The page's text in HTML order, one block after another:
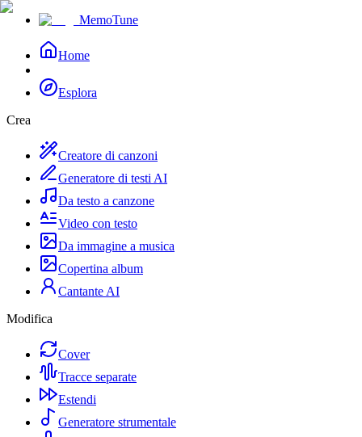
MemoTune
Home
Esplora
Crea
Creatore di canzoni
Generatore di testi AI
Da testo a canzone
Video con testo
Da immagine a musica
Copertina album
Cantante AI
Modifica
Cover
Tracce separate
Estendi
Generatore strumentale